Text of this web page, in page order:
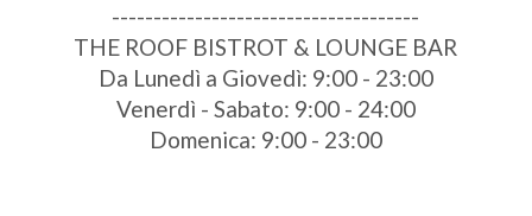
-------------------------------------
THE ROOF BISTROT & LOUNGE BAR
Da Lunedì a Giovedì: 9:00 - 23:00
Venerdì - Sabato: 9:00 - 24:00
Domenica: 9:00 - 23:00